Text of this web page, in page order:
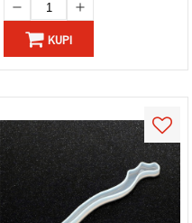
KUPI